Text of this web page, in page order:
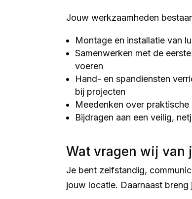
Jouw werkzaamheden
Montage en installatie van
Samenwerken met de
voeren
Hand- en spandiensten
bij projecten
Meedenken over
Bijdragen aan een veilig,
Wat vragen wij van
Je bent zelfstandig,
jouw locatie. Daarnaast breng